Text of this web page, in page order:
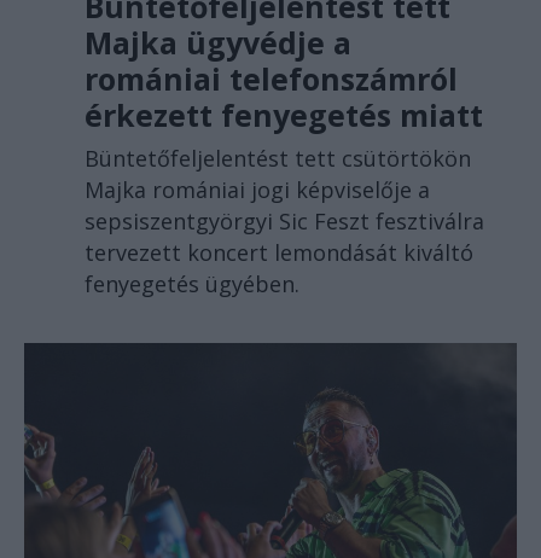
Majka ügyvédje a
romániai telefonszámról
érkezett fenyegetés miatt
Büntetőfeljelentést tett csütörtökön
Majka romániai jogi képviselője a
sepsiszentgyörgyi Sic Feszt fesztiválra
tervezett koncert lemondását kiváltó
fenyegetés ügyében.